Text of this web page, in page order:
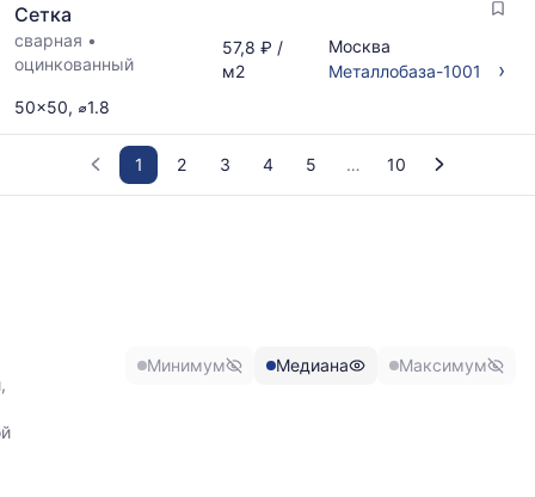
Сетка
сварная •
оцинкованный
50x50, ⌀1.8
57,8 ₽ /
м2
Москва
Металлобаза-1001
›
1 2 3 4 5 10
максимальной Минимум Медиана Максимум